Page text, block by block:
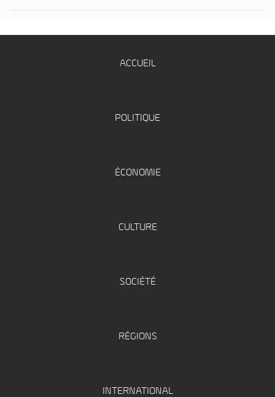
ACCUEIL
POLITIQUE
ÉCONOMIE
CULTURE
SOCIÉTÉ
RÉGIONS
INTERNATIONAL